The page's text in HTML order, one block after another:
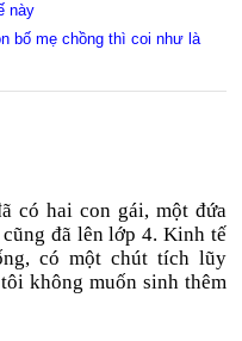
này
bố mẹ chồng thì coi như là
có hai con gái, một đứa
đã lên lớp 4. Kinh tế
có một chút tích lũy
không muốn sinh thêm